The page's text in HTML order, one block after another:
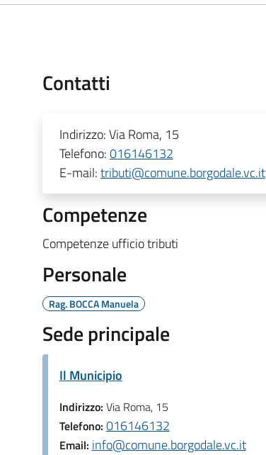
Contatti
Indirizzo:Via Roma, 15
Telefono:016146132
E-mail:tributi@comune.borgodale.vc.it
Competenze
Competenze ufficio tributi
Personale
Rag. BOCCA Manuela
Sede principale
Il Municipio
Indirizzo: Via Roma, 15
Telefono: 016146132
Email: info@comune.borgodale.vc.it